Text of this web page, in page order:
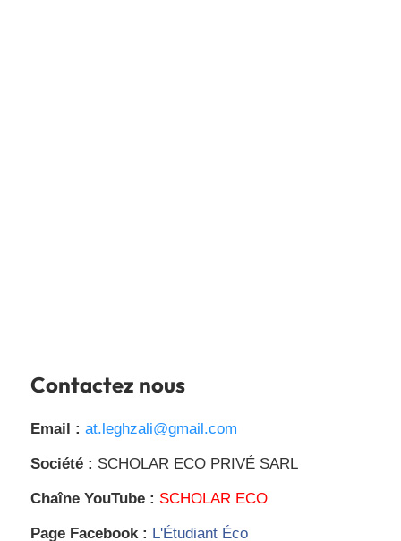
Contactez nous
Email : at.leghzali@gmail.com
Société : SCHOLAR ECO PRIVÉ SARL
Chaîne YouTube : SCHOLAR ECO
Page Facebook : L'Étudiant Éco